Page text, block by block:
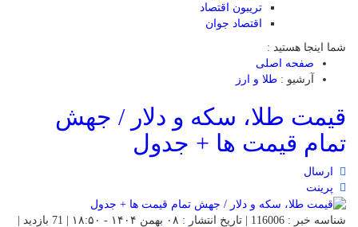
تریبون اقتصاد
اقتصاد جوان
شما اینجا هستید :
صفحه اصلی
آرشیو : طلا و ارز
قیمت طلا، سکه و دلار / جهش
تمام قیمت ها + جدول
ارسال
پرینت
شناسه خبر : 116006 | تاریخ انتشار : ۰۸ بهمن ۱۴۰۴ - ۱۸:۵۰ | 71 بازدید |